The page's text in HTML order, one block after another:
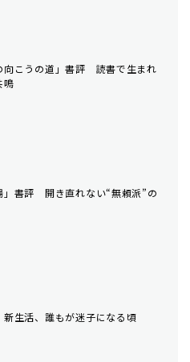
向こうの道」書評 読書で生まれ
鳴
」書評 開き直れない“無頼派”の
生活、誰もが迷子になる頃